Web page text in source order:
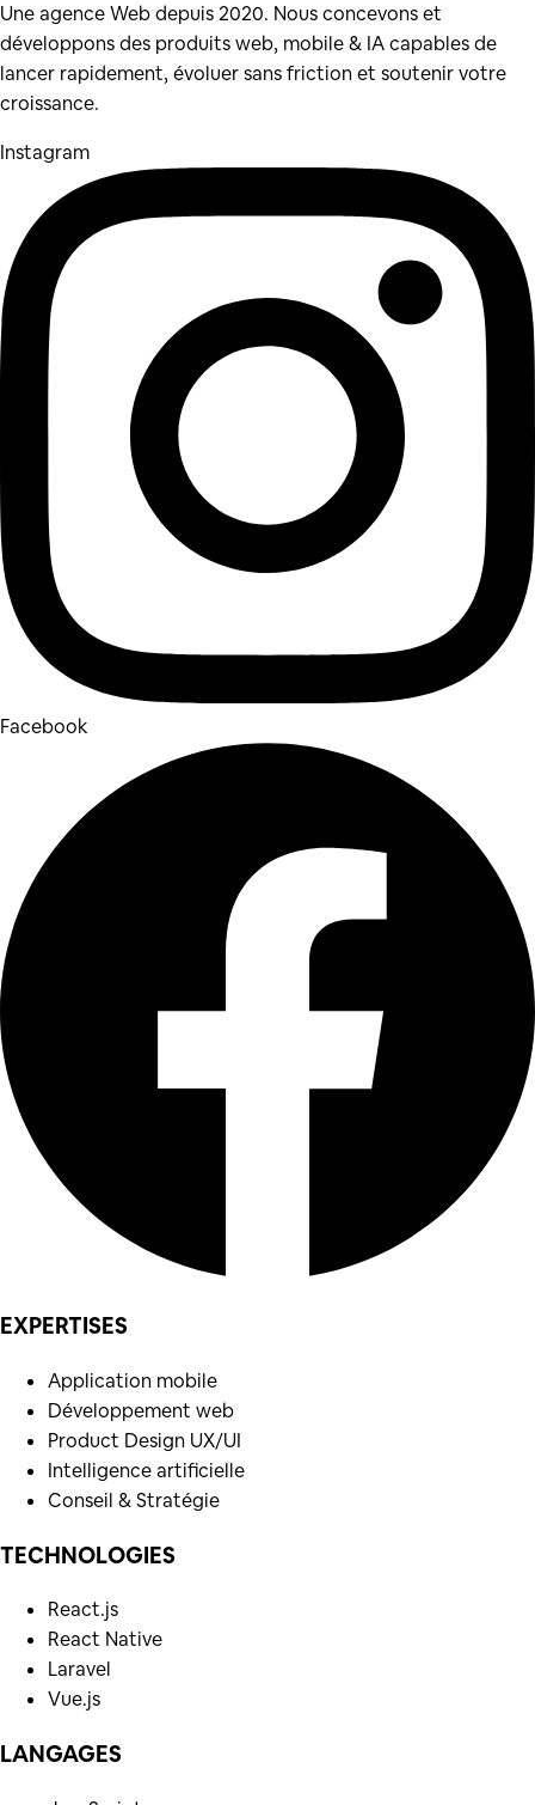
Une agence Web depuis 2020. Nous concevons et
développons des produits web, mobile & IA capables de
lancer rapidement, évoluer sans friction et soutenir votre
croissance.
Instagram
Facebook
EXPERTISES
Application mobile
Développement web
Product Design UX/UI
Intelligence artificielle
Conseil & Stratégie
TECHNOLOGIES
React.js
React Native
Laravel
Vue.js
LANGAGES